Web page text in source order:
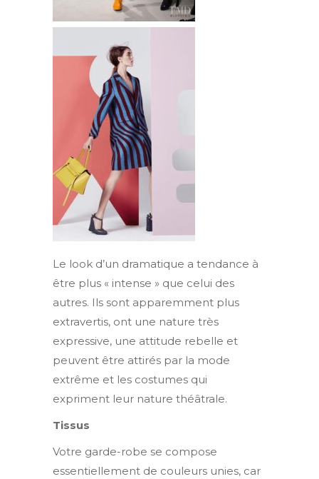
Le look d’un dramatique a tendance à
être plus « intense » que celui des
autres. Ils sont apparemment plus
extravertis, ont une nature très
expressive, une attitude rebelle et
peuvent être attirés par la mode
extrême et les costumes qui
expriment leur nature théâtrale.
Tissus
Votre garde-robe se compose
essentiellement de couleurs unies, car